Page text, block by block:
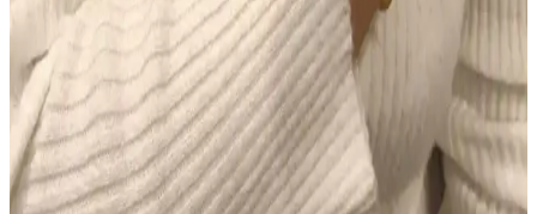
Colgate Sensitive Diş Macunu 75 ml 2'li Fırsat Seti –
Hassas Dişler için Beyazlatıcı Çözüm
Colgate Sensitive Diş Macunu 75 ml’lik iki tüp içeren Türkiye
kökenli set, hassas dişlere nazik beyazlatma sunar ve güvenli
kullanım sağlar. Evde düzenli kullanım için pratiktir; bazı
kullanıcılar kıvam ve köpürmede farklılık bildirir, genel memnuniyet
yüksek.